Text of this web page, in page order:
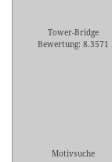
Tower-Bridge
Bewertung: 8.3571
Motivsuche